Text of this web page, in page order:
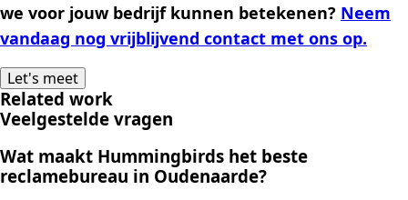
we voor jouw bedrijf kunnen betekenen? Neem
vandaag nog vrijblijvend contact met ons op.
Let's meet
Related work
Veelgestelde vragen
Wat maakt Hummingbirds het beste
reclamebureau in Oudenaarde?